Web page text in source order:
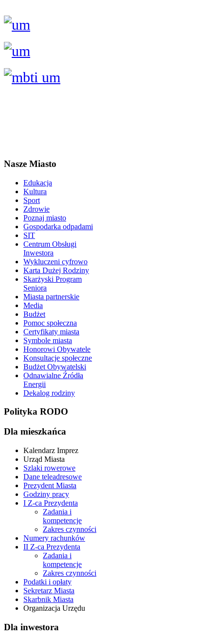
Nasze Miasto
Edukacja
Kultura
Sport
Zdrowie
Poznaj miasto
Gospodarka odpadami
SIT
Centrum Obsługi
Inwestora
Wykluczeni cyfrowo
Karta Dużej Rodziny
Skarżyski Program
Seniora
Miasta partnerskie
Media
Budżet
Pomoc społeczna
Certyfikaty miasta
Symbole miasta
Honorowi Obywatele
Konsultacje społeczne
Budżet Obywatelski
Odnawialne Źródła
Energii
Dekalog rodziny
Polityka RODO
Dla mieszkańca
Kalendarz Imprez
Urząd Miasta
Szlaki rowerowe
Dane teleadresowe
Prezydent Miasta
Godziny pracy
I Z-ca Prezydenta
Zadania i
kompetencje
Zakres czynności
Numery rachunków
II Z-ca Prezydenta
Zadania i
kompetencje
Zakres czynności
Podatki i opłaty
Sekretarz Miasta
Skarbnik Miasta
Organizacja Urzędu
Dla inwestora